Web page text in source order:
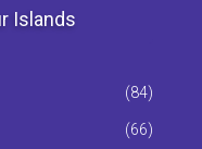
Islands
(84)
(66)